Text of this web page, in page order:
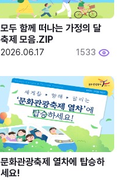
모두 함께 떠나는 가정의 달
축제 모음.ZIP
2026.06.17 1533
문화관광축제 열차에 탑승하
세요!